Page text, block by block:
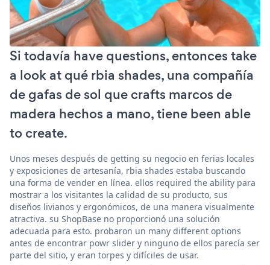
Si todavía have questions, entonces take
a look at qué rbia shades, una compañía
de gafas de sol que crafts marcos de
madera hechos a mano, tiene been able
to create.
Unos meses después de getting su negocio en ferias locales
y exposiciones de artesanía, rbia shades estaba buscando
una forma de vender en línea. ellos required the ability para
mostrar a los visitantes la calidad de su producto, sus
diseños livianos y ergonómicos, de una manera visualmente
atractiva. su ShopBase no proporcionó una solución
adecuada para esto. probaron un many different options
antes de encontrar powr slider y ninguno de ellos parecía ser
parte del sitio, y eran torpes y difíciles de usar.